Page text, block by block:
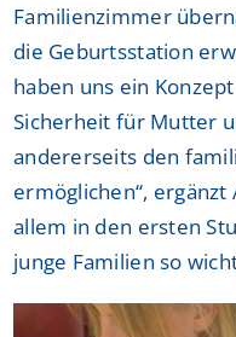
Familienzimmer
die Geburtsstation
haben uns ein
Sicherheit für Mutter
andererseits den
ermöglichen“, ergänzt
allem in den ersten
junge Familien so